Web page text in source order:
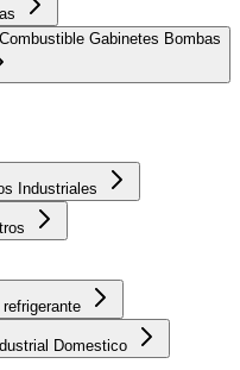
Gabinetes Bombas
Industriales
Domestico